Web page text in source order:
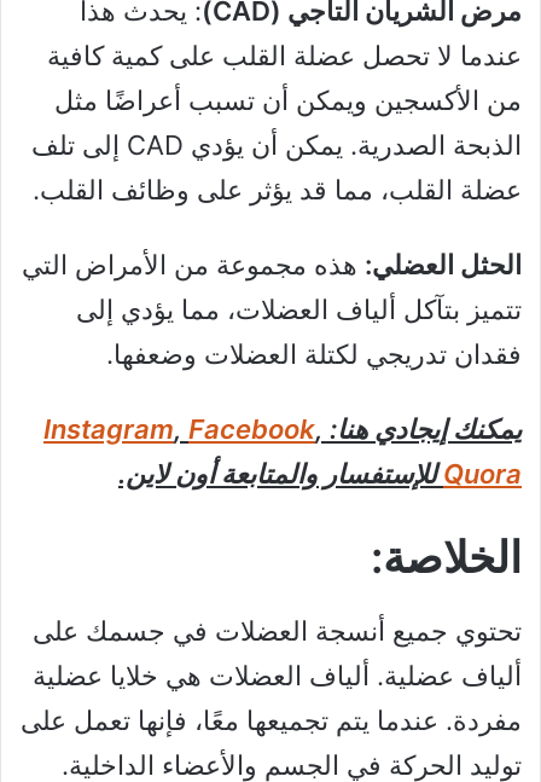
مرض الشريان التاجي (CAD)
: يحدث هذا
عندما لا تحصل عضلة القلب على كمية كافية
من الأكسجين ويمكن أن تسبب أعراضًا مثل
الذبحة الصدرية. يمكن أن يؤدي CAD إلى تلف
عضلة القلب، مما قد يؤثر على وظائف القلب.
الحثل العضلي: هذه مجموعة من الأمراض التي
تتميز بتآكل ألياف العضلات، مما يؤدي إلى
فقدان تدريجي لكتلة العضلات وضعفها.
يمكنك إيجادي هنا: Instagram, Facebook,
Quoraللإستفسار والمتابعة أون لاين.
الخلاصة:
تحتوي جميع أنسجة العضلات في جسمك على
ألياف عضلية. ألياف العضلات هي خلايا عضلية
مفردة. عندما يتم تجميعها معًا، فإنها تعمل على
توليد الحركة في الجسم والأعضاء الداخلية.